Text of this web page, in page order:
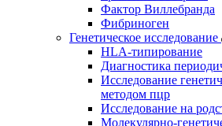
Фактор Виллебранда
Фибриноген
Генетическое исследование
HLA-типирование
Диагностика
Исследование
методом пцр
Исследование на
Молекулярно-